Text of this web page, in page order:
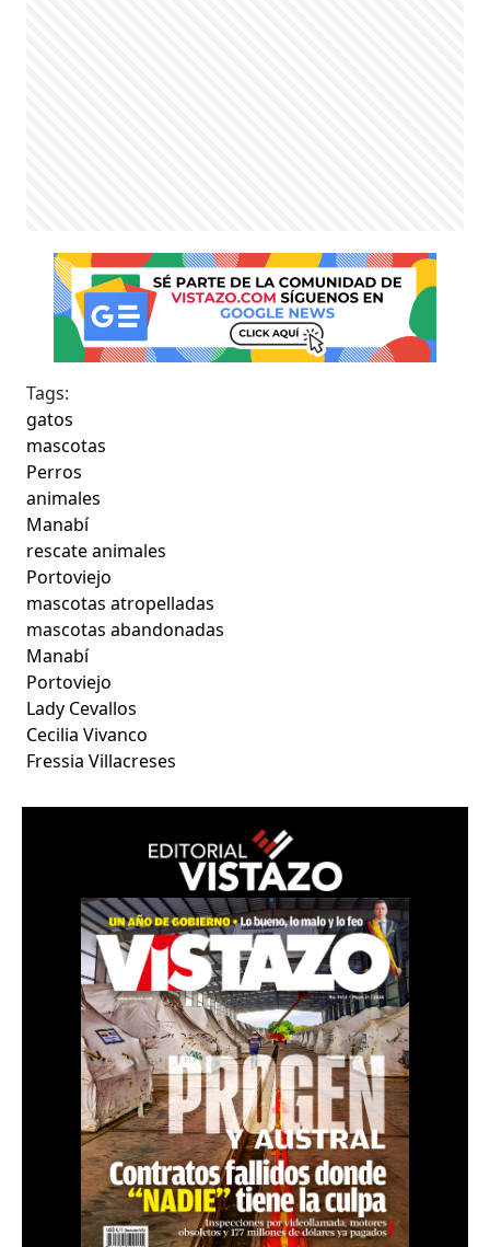
Tags:
gatos
mascotas
Perros
animales
Manabí
rescate animales
Portoviejo
mascotas atropelladas
mascotas abandonadas
Manabí
Portoviejo
Lady Cevallos
Cecilia Vivanco
Fressia Villacreses